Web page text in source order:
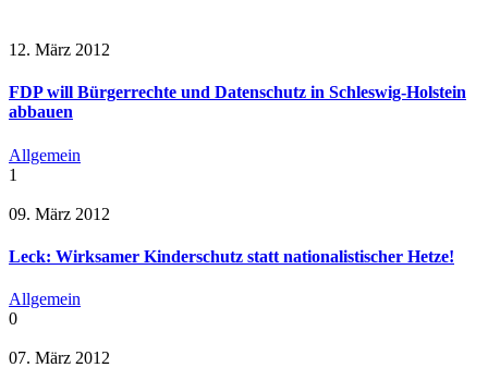
12. März 2012
FDP will Bürgerrechte und Datenschutz in Schleswig-Holstein
abbauen
Allgemein
1
09. März 2012
Leck: Wirksamer Kinderschutz statt nationalistischer Hetze!
Allgemein
0
07. März 2012